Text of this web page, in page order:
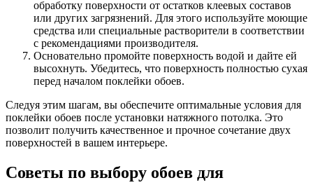
обработку поверхности от остатков клеевых составов
или других загрязнений. Для этого используйте моющие
средства или специальные растворители в соответствии
с рекомендациями производителя.
Основательно промойте поверхность водой и дайте ей
высохнуть. Убедитесь, что поверхность полностью сухая
перед началом поклейки обоев.
Следуя этим шагам, вы обеспечите оптимальные условия для
поклейки обоев после установки натяжного потолка. Это
позволит получить качественное и прочное сочетание двух
поверхностей в вашем интерьере.
Советы по выбору обоев для